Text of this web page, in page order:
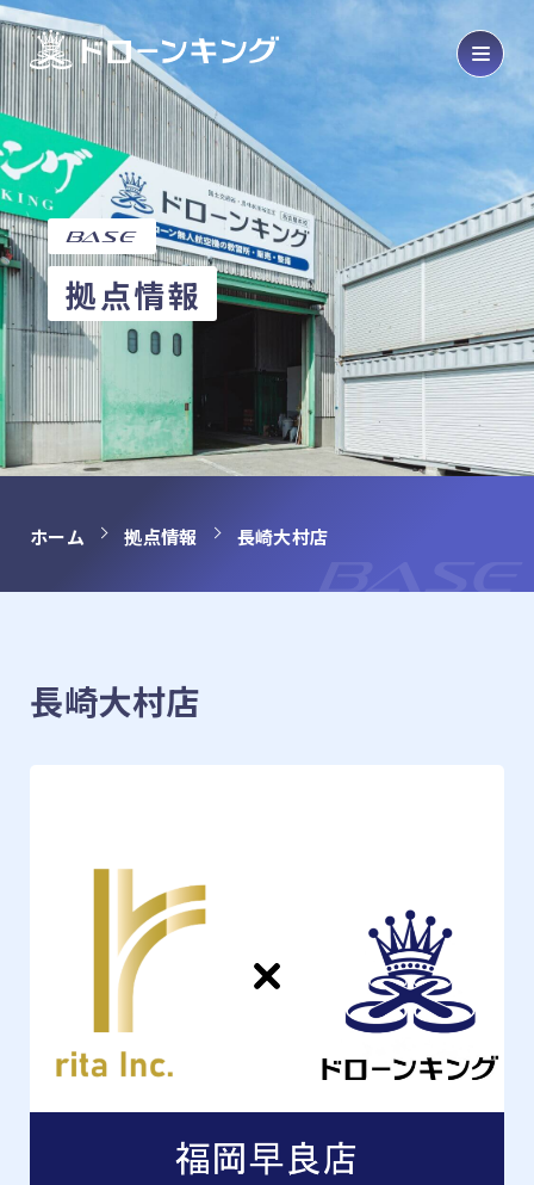
Drone
ドローン販売・メンテナンス
Product
製品紹介
SCHOOL
ドローンスクール
COURSE
コース紹介
OPERATION オペレーション代行
HOME
ホーム
ABOUT
会社概要
BASE
拠点情報
LINE
CONTACT
メールでのお問い合わせ
base
拠点情報
ホーム 拠点情報 長崎大村店
長崎大村店